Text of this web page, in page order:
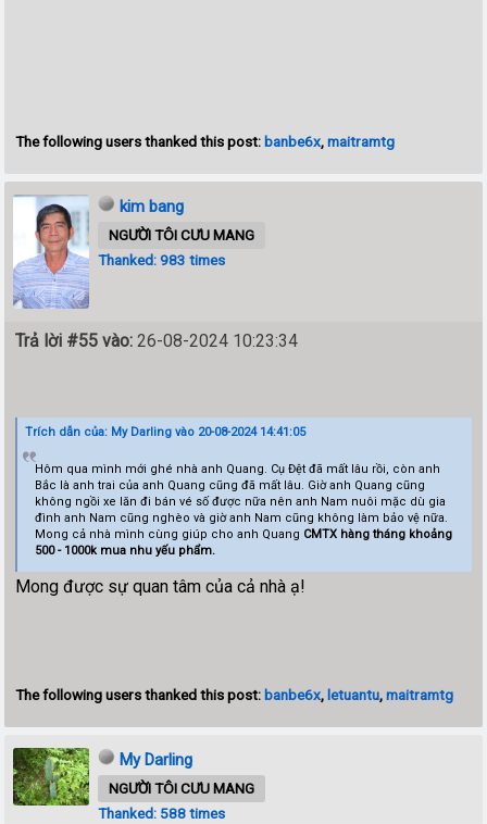
The following users thanked this post:banbe6x,maitramtg
kim bang
NGƯỜI TÔI CƯU MANG
Thanked: 983 times
Trả lời #55 vào: 26-08-2024 10:23:34
Trích dẫn của: My Darling vào 20-08-2024 14:41:05
Hôm qua mình mới ghé nhà anh Quang. Cụ Đệt đã mất lâu rồi, còn anh
Bắc là anh trai của anh Quang cũng đã mất lâu. Giờ anh Quang cũng
không ngồi xe lăn đi bán vé số được nữa nên anh Nam nuôi mặc dù gia
đình anh Nam cũng nghèo và giờ anh Nam cũng không làm bảo vệ nữa.
Mong cả nhà mình cùng giúp cho anh Quang CMTX hàng tháng khoảng
500 - 1000k mua nhu yếu phẩm.
Mong được sự quan tâm của cả nhà ạ!
The following users thanked this post: banbe6x, letuantu,maitramtg
My Darling
NGƯỜI TÔI CƯU MANG
Thanked: 588 times